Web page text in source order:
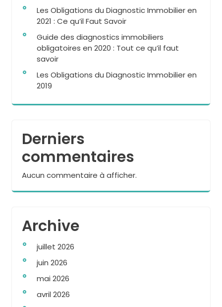
Les Obligations du Diagnostic Immobilier en
2021 : Ce qu’il Faut Savoir
Guide des diagnostics immobiliers
obligatoires en 2020 : Tout ce qu’il faut
savoir
Les Obligations du Diagnostic Immobilier en
2019
Derniers
commentaires
Aucun commentaire à afficher.
Archive
juillet 2026
juin 2026
mai 2026
avril 2026